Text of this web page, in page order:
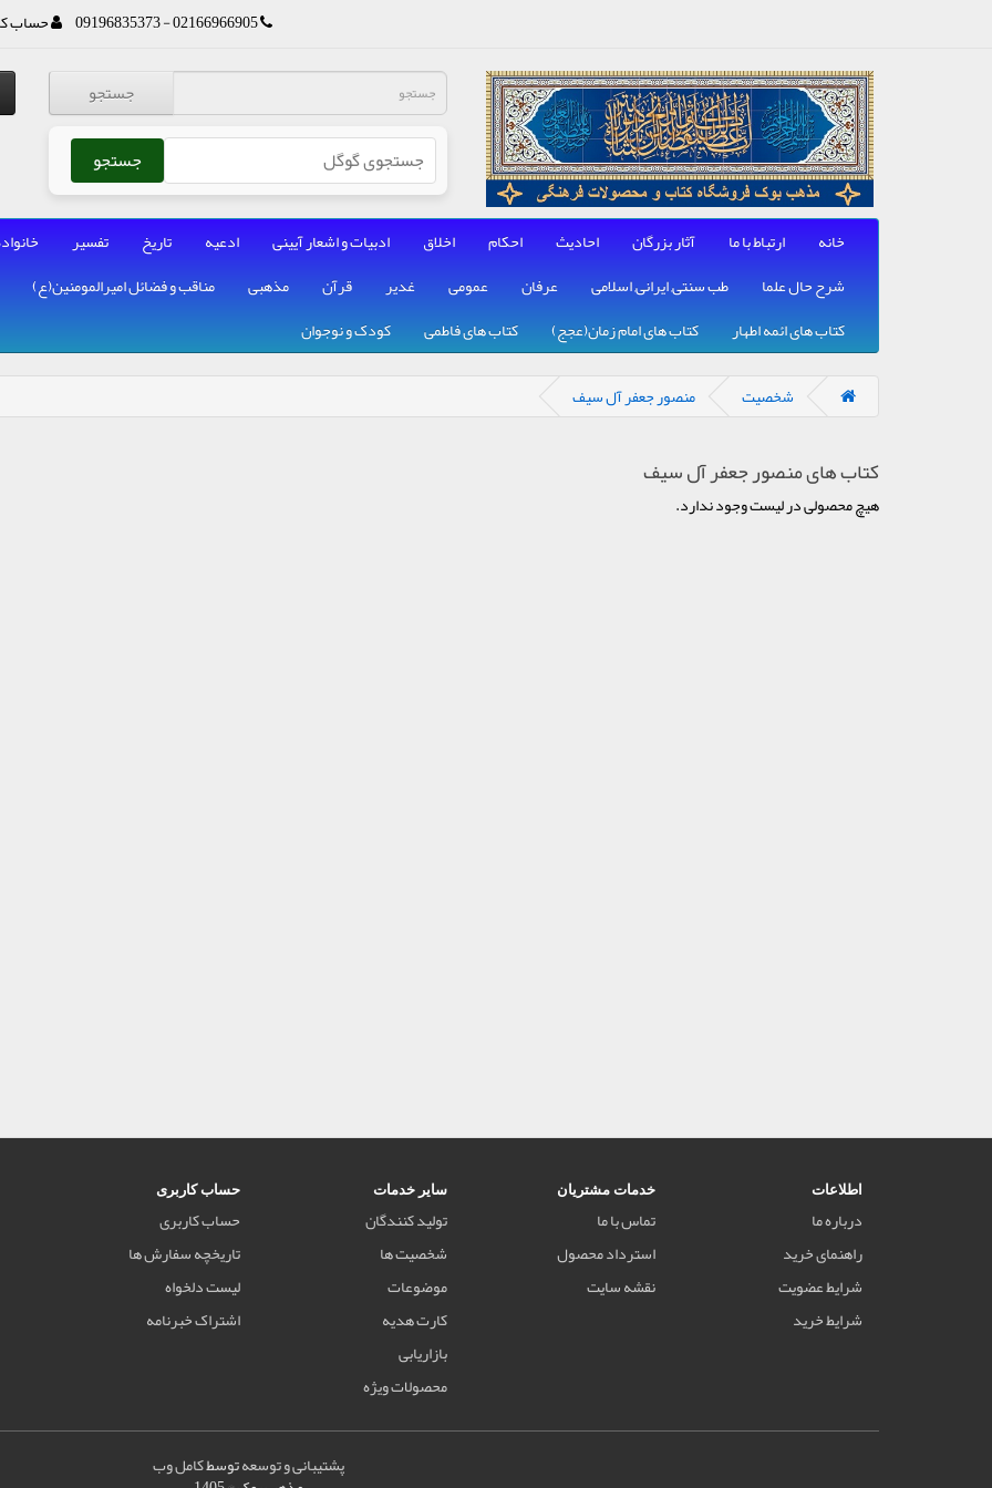
02166966905 - 09196835373 حساب
جستجو
جستجو
خانه ارتباط با ما آثار بزرگان احادیث احکام اخلاق ادبیات و اشعار آیینی ادعیه تاریخ تفسیر
شرح حال علما
طب سنتی, ایرانی, اسلامی عرفان عمومی غدیر قرآن مذهبی مناقب و فضائل امیرالمومنین(ع)
کتاب های ائمه اطهار
کتاب های امام زمان(عجج) کتاب های فاطمی کودک و نوجوان
شخصیت منصور جعفر آل سیف
کتاب های منصور جعفر آل سیف
هیچ محصولی در لیست وجود ندارد.
اطلاعات
درباره ما
راهنمای خرید
شرایط عضویت
شرایط خرید
خدمات مشتریان
تماس با ما
استرداد محصول
نقشه سایت
سایر خدمات
تولید کنندگان
شخصیت ها
موضوعات
کارت هدیه
بازاریابی
محصولات ویژه
حساب کاربری
حساب کاربری
تاریخچه سفارش ها
لیست دلخواه
اشتراک خبرنامه
پشتیبانی و توسعهتوسطکامل وب